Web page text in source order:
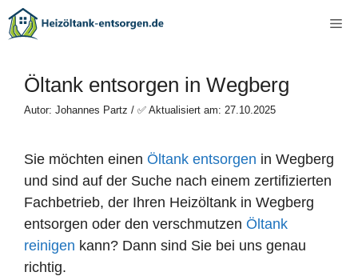
Zum
Inhalt
Öltank entsorgen in Wegberg
Autor: Johannes Partz / ✅ Aktualisiert am: 27.10.2025
Sie möchten einen Öltank entsorgen in Wegberg
und sind auf der Suche nach einem zertifizierten
Fachbetrieb, der Ihren Heizöltank in Wegberg
entsorgen oder den verschmutzen Öltank
reinigen kann? Dann sind Sie bei uns genau
richtig.